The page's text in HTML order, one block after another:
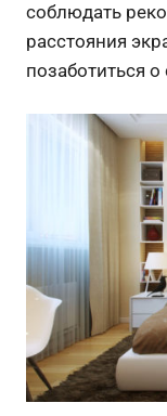
соблюдать
расстояния
позаботиться